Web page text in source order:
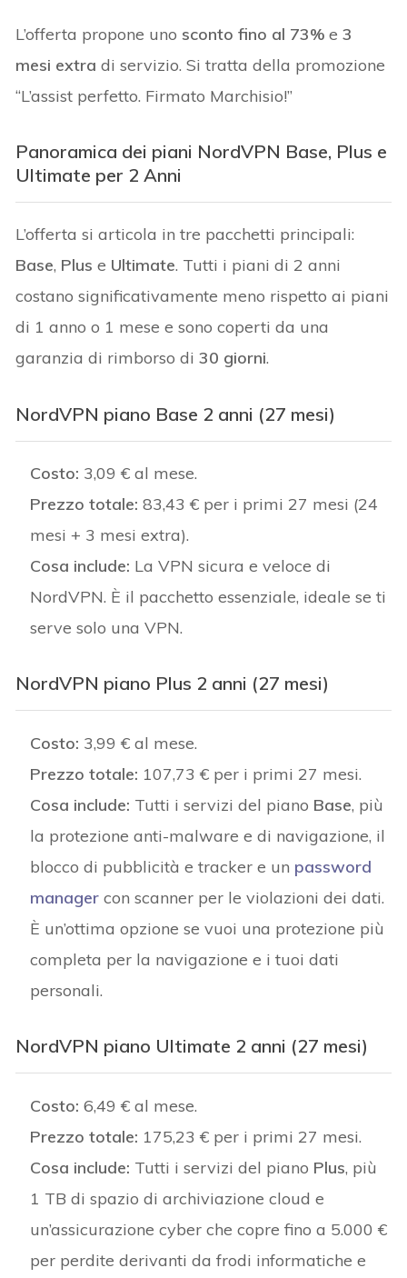
L’offerta propone uno sconto fino al 73% e3
mesi extra di servizio. Si tratta della promozione
“L’assist perfetto. Firmato Marchisio!”
Panoramica dei piani NordVPN Base, Plus e
Ultimate per 2 Anni
L’offerta si articola in tre pacchetti principali:
Base, Plus e Ultimate. Tutti i piani di 2 anni
costano significativamente meno rispetto ai piani
di 1 anno o 1 mese e sono coperti da una
garanzia di rimborso di30 giorni.
NordVPN piano Base 2 anni (27 mesi)
Costo: 3,09 € al mese.
Prezzo totale: 83,43 € per i primi 27 mesi (24
mesi + 3 mesi extra).
Cosa include: La VPN sicura e veloce di
NordVPN. È il pacchetto essenziale, ideale se ti
serve solo una VPN.
NordVPN piano Plus 2 anni (27 mesi)
Costo: 3,99 € al mese.
Prezzo totale: 107,73 € per i primi 27 mesi.
Cosa include: Tutti i servizi del piano Base, più
la protezione anti-malware e di navigazione, il
blocco di pubblicità e tracker e un password
manager con scanner per le violazioni dei dati.
È un’ottima opzione se vuoi una protezione più
completa per la navigazione e i tuoi dati
personali.
NordVPN piano Ultimate 2 anni (27 mesi)
Costo: 6,49 € al mese.
Prezzo totale: 175,23 € per i primi 27 mesi.
Cosa include: Tutti i servizi del piano Plus, più
1 TB di spazio di archiviazione cloud e
un’assicurazione cyber che copre fino a 5.000 €
per perdite derivanti da frodi informatiche e